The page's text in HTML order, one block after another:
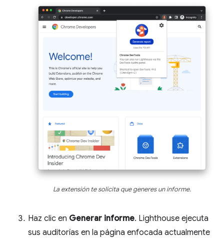
La extensión te solicita que generes un informe.
Haz clic en Generar informe. Lighthouse ejecuta
sus auditorías en la página enfocada actualmente